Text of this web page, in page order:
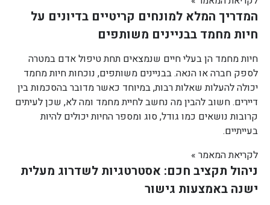
המדריך המלא למונחים קריטיים בדיונים על
חיות מחמד בבניינים משותפים
חיות מחמד הן בעלי חיים שנמצאים תחת טיפול אדם במטרה
לספק חברה או הנאה. בבניינים משותפים, נוכחות חיות מחמד
יכולה להעלות שאלות רבות, במיוחד כאשר מדובר בהסכמות בין
דיירים. חשוב להבין מה נחשב לחיית מחמד ומה לא, שכן לעיתים
קרובות נושאים כמו גודל, סוג ומספר החיות יכולים להיות
בעייתיים.
לקריאת המאמר »
ניהול תקציב חכם: אסטרטגיות לשדרוג מעלית
ישנה באמצעות גישור